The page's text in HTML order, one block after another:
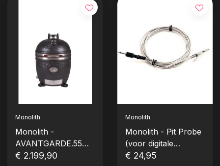
Monolith
Monolith -
AVANTGARDE.55
Kamado (Classic /
€ 2.199,90
Monolith
Monolith - Pit Probe
(voor digitale
controllers)
€ 24,95